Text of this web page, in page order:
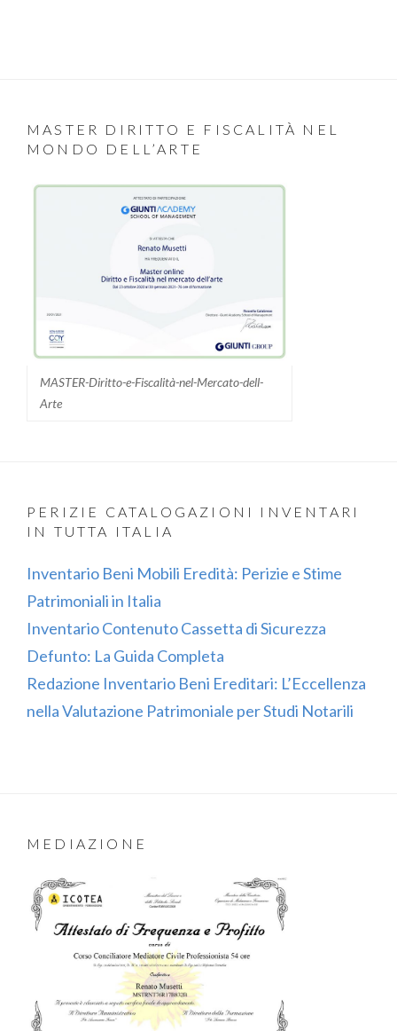
MASTER DIRITTO E FISCALITÀ NEL
MONDO DELL’ARTE
MASTER-Diritto-e-Fiscalità-nel-Mercato-dell-
Arte
PERIZIE CATALOGAZIONI INVENTARI
IN TUTTA ITALIA
Inventario Beni Mobili Eredità: Perizie e Stime
Patrimoniali in Italia
Inventario Contenuto Cassetta di Sicurezza
Defunto: La Guida Completa
Redazione Inventario Beni Ereditari: L’Eccellenza
nella Valutazione Patrimoniale per Studi Notarili
MEDIAZIONE